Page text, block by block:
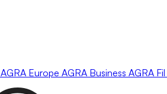
AGRA Europe AGRA Business AGRA Fil